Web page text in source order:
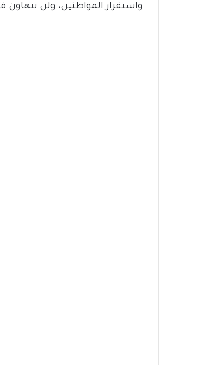
واستقرار المواطنين، ولن نتهاون